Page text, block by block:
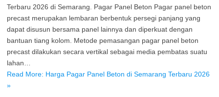
Terbaru 2026 di Semarang. Pagar Panel Beton Pagar panel beton
precast merupakan lembaran berbentuk persegi panjang yang
dapat disusun bersama panel lainnya dan diperkuat dengan
bantuan tiang kolom. Metode pemasangan pagar panel beton
precast dilakukan secara vertikal sebagai media pembatas suatu
lahan…
Read More: Harga Pagar Panel Beton di Semarang Terbaru 2026
»